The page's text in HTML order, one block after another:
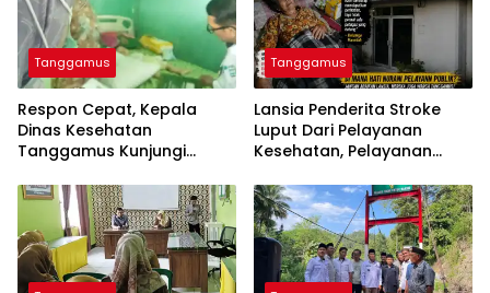
Tanggamus
Respon Cepat, Kepala
Dinas Kesehatan
Tanggamus Kunjungi
Dan Balita Mengidap
Kelainan Jantung
Tanggamus
Lansia Penderita Stroke
Luput Dari Pelayanan
Kesehatan, Pelayanan
Disorot